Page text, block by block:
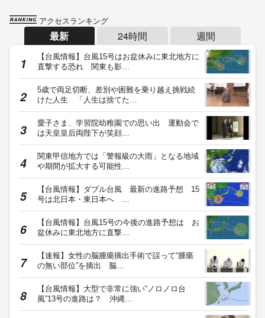
アクセスランキング
最新 24時間 週間
【台風情報】台風15号はお盆休みに東北地方に
直撃する恐れ 関東も影…
5歳で両足切断、差別や困難を乗り越え挑戦続
けた人生 「人生は捨てた…
愛子さま、学習院幼稚園での思い出 運動会で
は天皇皇后両陛下が笑顔…
関東甲信地方では「警報級の大雨」となる地域
や期間が拡大する可能性…
【台風情報】ダブル台風 最新の進路予想 15
号は北日本・東日本へ …
【台風情報】台風15号の今後の進路予想は お
盆休みに東北地方に直撃…
【速報】女性の脳腫瘍摘出手術で誤って“腫瘍
の無い部位”を摘出 脳…
【台風情報】大型で非常に強い“ノロノロ台
風”13号の進路は？ 沖縄…